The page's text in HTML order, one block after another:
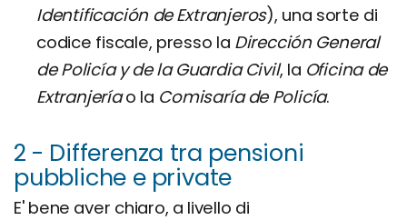
Identificación de Extranjeros), una sorte di
codice fiscale, presso la Dirección General
de Policía y de la Guardia Civil, la Oficina de
Extranjeríao la Comisaría de Policía.
2 - Differenza tra pensioni
pubbliche e private
E' bene aver chiaro, a livello di